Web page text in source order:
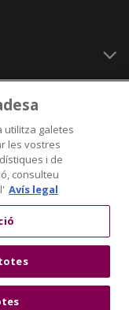
utilitza galetes
les vostres
i de
consulteu
Avís legal